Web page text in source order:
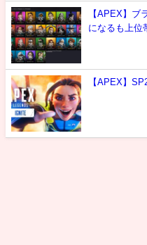
【APEX】ブ
になるも上位
【APEX】